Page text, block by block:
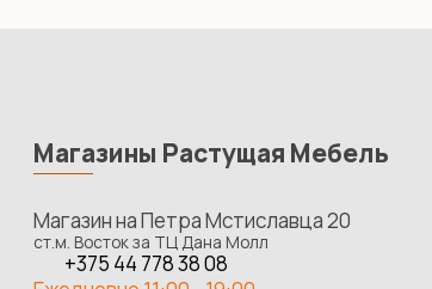
Магазины Растущая Мебель
Магазин на Петра Мстиславца 20
ст.м. Восток за ТЦ Дана Молл
+375 44 778 38 08